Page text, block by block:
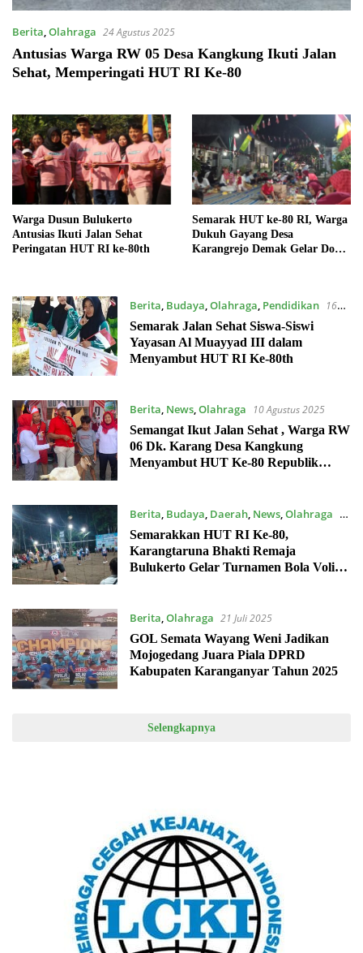
Berita,Olahraga 24 Agustus 2025
Antusias Warga RW 05 Desa Kangkung Ikuti Jalan
Sehat, Memperingati HUT RI Ke-80
Warga Dusun Bulukerto
Antusias Ikuti Jalan Sehat
Peringatan HUT RI ke-80th
Semarak HUT ke-80 RI, Warga
Dukuh Gayang Desa
Karangrejo Demak Gelar Doa
Berita, Budaya,Olahraga, Pendidikan
16
Agustus 2025
Semarak Jalan Sehat Siswa-Siswi
Yayasan Al Muayyad III dalam
Menyambut HUT RI Ke-80th
Berita, News,Olahraga
10 Agustus 2025
Semangat Ikut Jalan Sehat , Warga RW
06 Dk. Karang Desa Kangkung
Menyambut HUT Ke-80 Republik
Berita Budaya Daerah, News, Olahraga 7
Agustus 2025
Semarakkan HUT RI Ke-80,
Karangtaruna Bhakti Remaja
Bulukerto Gelar Turnamen Bola Voli
Berita,Olahraga 21 Juli 2025
GOL Semata Wayang Weni Jadikan
Mojogedang Juara Piala DPRD
Kabupaten Karanganyar Tahun 2025
Selengkapnya